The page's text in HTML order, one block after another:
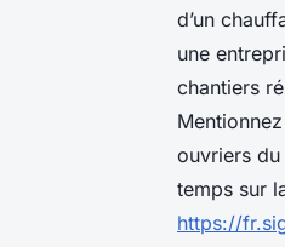
d’un
une
chantiers
ouvriers
temps sur
https://